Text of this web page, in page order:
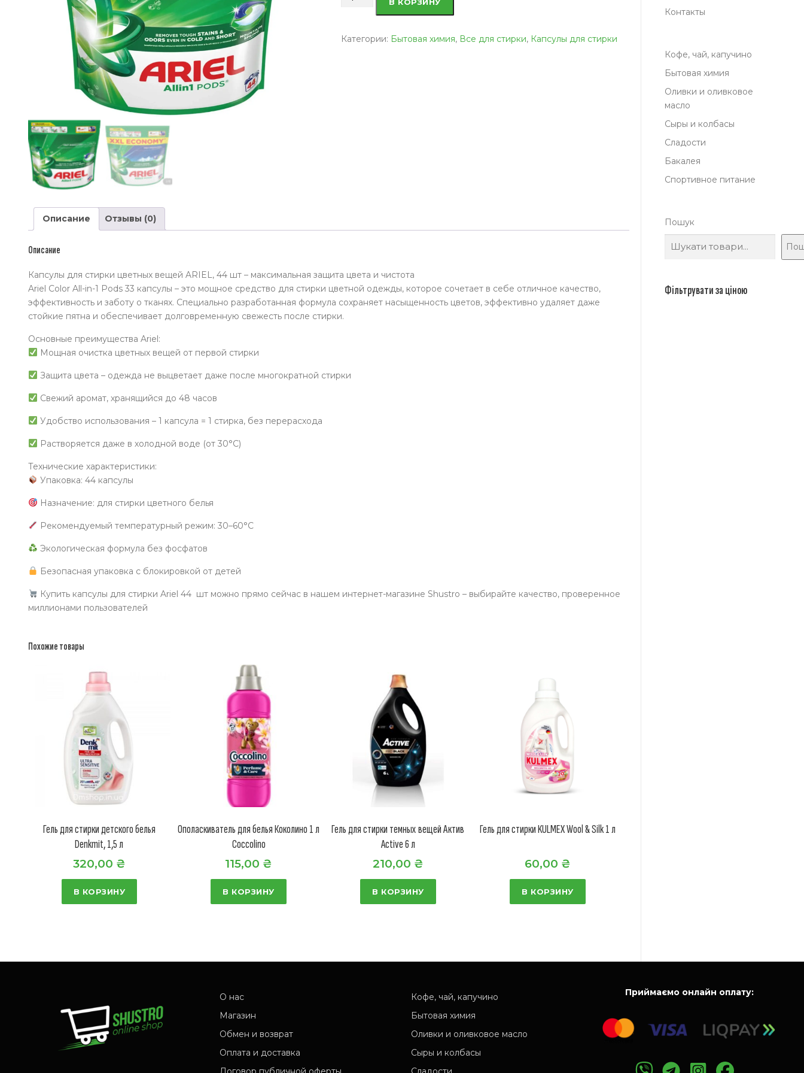
для
Категории: Бытовая химия, Все для стирки, Капсулы для стирки
Описание Отзывы (0)
Описание
Капсулы для стирки цветных вещей ARIEL, 44 шт – максимальная защита цвета и чистота
Ariel Color All-in-1 Pods 33 капсулы – это мощное средство для стирки цветной одежды, которое сочетает в себе отличное качество,
эффективность и заботу о тканях. Специально разработанная формула сохраняет насыщенность цветов, эффективно удаляет даже
стойкие пятна и обеспечивает долговременную свежесть после стирки.
Основные преимущества Ariel:
Мощная очистка цветных вещей от первой стирки
Защита цвета – одежда не выцветает даже после многократной стирки
Свежий аромат, хранящийся до 48 часов
Удобство использования – 1 капсула = 1 стирка, без перерасхода
Растворяется даже в холодной воде (от 30°C)
Технические характеристики:
Упаковка: 44 капсулы
Назначение: для стирки цветного белья
Рекомендуемый температурный режим: 30–60°C
Экологическая формула без фосфатов
Безопасная упаковка с блокировкой от детей
Купить капсулы для стирки Ariel 44 шт можно прямо сейчас в нашем интернет-магазине Shustro – выбирайте качество, проверенное
миллионами пользователей
Похожие товары
Гель для стирки детского белья
Denkmit, 1,5 л
320,00 ₴
В КОРЗИНУ
Ополаскиватель для белья Коколино 1 л
Coccolino
115,00 ₴
В КОРЗИНУ
Гель для стирки темных вещей Актив
Active 6 л
210,00 ₴
В КОРЗИНУ
Гель для стирки KULMEX Wool & Silk 1 л
60,00 ₴
В КОРЗИНУ
Контакты
Кофе, чай, капучино
Бытовая химия
Оливки и оливковое
масло
Сыры и колбасы
Сладости
Бакалея
Спортивное питание
Пошук
Фільтрувати за ціною
О нас
Магазин
Обмен и возврат
Оплата и доставка
Кофе, чай, капучино
Бытовая химия
Оливки и оливковое масло
Сыры и колбасы
Приймаємо онлайн оплату: